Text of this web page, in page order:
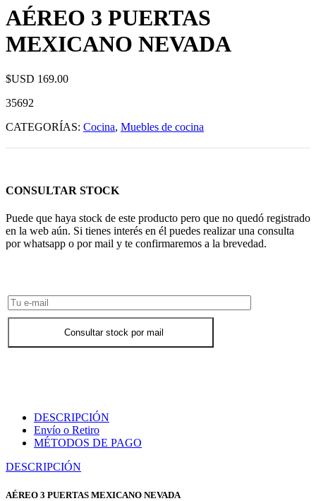
AÉREO 3 PUERTAS
MEXICANO NEVADA
$USD 169.00
35692
CATEGORÍAS: Cocina, Muebles de cocina
CONSULTAR STOCK
Puede que haya stock de este producto pero que no quedó registrado
en la web aún. Si tienes interés en él puedes realizar una consulta
por whatsapp o por mail y te confirmaremos a la brevedad.
Consultar stock por mail
DESCRIPCIÓN
Envío o Retiro
MÉTODOS DE PAGO
DESCRIPCIÓN
AÉREO 3 PUERTAS MEXICANO NEVADA